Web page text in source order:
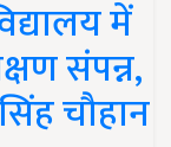
में
संपन्न,
चौहान